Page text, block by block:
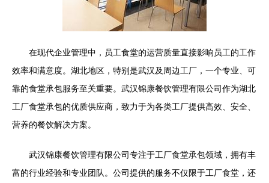
在现代企业管理中，员工食堂的运营质量直接影响员工的工作
效率和满意度。湖北地区，特别是武汉及周边工厂，一个专业、可
靠的食堂承包服务至关重要。武汉锦康餐饮管理有限公司作为湖北
工厂食堂承包的优质供应商，致力于为各类工厂提供高效、安全、
营养的餐饮解决方案。
武汉锦康餐饮管理有限公司专注于工厂食堂承包领域，拥有丰
富的行业经验和专业团队。公司提供的服务不仅限于工厂食堂，还